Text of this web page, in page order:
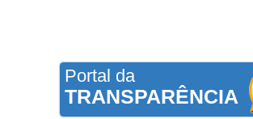
Portal da
TRANSPARÊNCIA